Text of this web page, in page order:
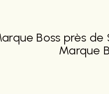
Marque Boss près
Marque